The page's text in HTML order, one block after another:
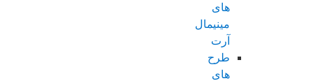
های
مینیمال
آرت
طرح
های